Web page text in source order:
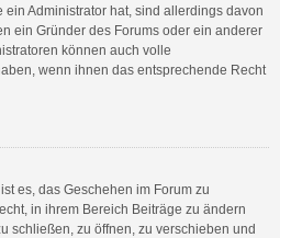
ein Administrator hat, sind allerdings davon
ein Gründer des Forums oder ein anderer
können auch volle
wenn ihnen das entsprechende Recht
es, das Geschehen im Forum zu
in ihrem Bereich Beiträge zu ändern
schließen, zu öffnen, zu verschieben und